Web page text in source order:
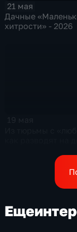
21 мая
Дачные
хитрости» - 2026
Еще